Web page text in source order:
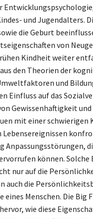
und Jugendalters.
die Geburt
von
Kindheit weiter
den Theorien der
und
Einfluss auf das
Gewissenhaftigkeit
mit einer schwierigen
Anpassungsstörungen,
können. Solche
nur auf die
auch die
eines Menschen. Die Big
wie diese